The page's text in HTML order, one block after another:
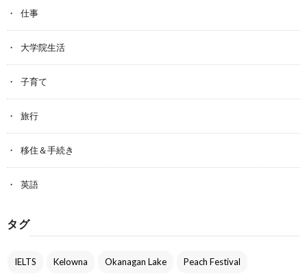
仕事
大学院生活
子育て
旅行
移住＆手続き
英語
タグ
IELTS Kelowna Okanagan Lake Peach Festival